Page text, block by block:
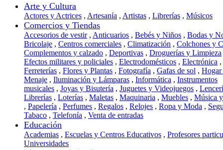
Arte y Cultura
Actores y Actrices , Artesanía , Artistas , Librerías , Músicos
Comercios y Tiendas
Accesorios de vestir, Anticuarios , Bebés y Niños , Bodas y
Bricolaje , Centros comerciales , Climatización , Colchones y
Complementos y calzado , Deportivas , Droguerías y Limpieza
Efectos militares y policiales , Electrodomésticos , Electrónica ,
Ferreterías , Flores y Plantas , Fotografía , Gafas de sol ,
Menaje , Iluminación y Lámparas , Informática , Instrumentos
musicales , Joyas y Bisutería , Juguetes y Videojuegos ,
Librerías , Loterías , Maletas , Maquinaria , Muebles , Música
, Papelería , Perfumes , Regalos , Relojes , Ropa y Moda ,
Tabaco , Telefonía , Venta de entradas
Educación
Academias , Escuelas y Centros Educativos , Profesores
Universidades